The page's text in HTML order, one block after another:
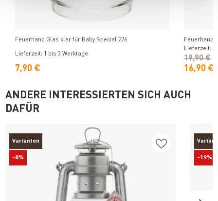
Feuerhand Glas klar für Baby Special 276
Lieferzeit: 1 bis 3 Werktage
7,90 €
Feuerhand
Lieferzeit: 1
16,90 €
19,90 €
ANDERE INTERESSIERTEN SICH AUCH
DAFÜR
Varianten
-8% -19%